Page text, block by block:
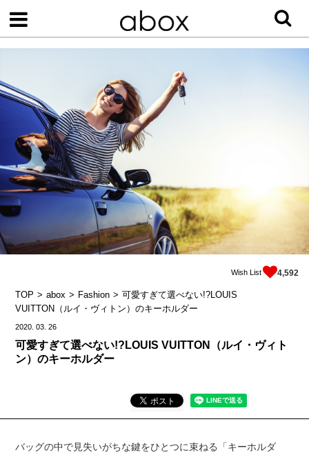
TOP abox Fashion
可愛すぎて選べない!?LOUIS
VUITTON（ルイ・ヴィトン）のキーホルダー
Wish List 4,592
2020. 03. 26
可愛すぎて選べない!?LOUIS VUITTON（ルイ・ヴィト
ン）のキーホルダー
バッグの中で見失いがちな鍵をひとつに束ねる「キーホルダ